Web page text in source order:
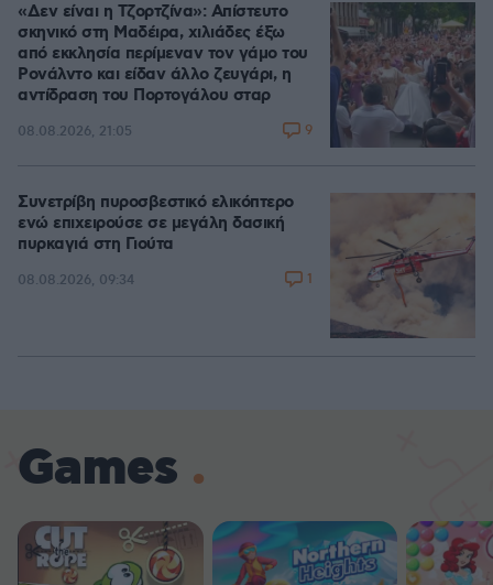
«Δεν είναι η Τζορτζίνα»: Απίστευτο
σκηνικό στη Μαδέιρα, χιλιάδες έξω
από εκκλησία περίμεναν τον γάμο του
Ρονάλντο και είδαν άλλο ζευγάρι, η
αντίδραση του Πορτογάλου σταρ
08.08.2026, 21:05 9
Συνετρίβη πυροσβεστικό ελικόπτερο
ενώ επιχειρούσε σε μεγάλη δασική
πυρκαγιά στη Γιούτα
08.08.2026, 09:34 1
Games